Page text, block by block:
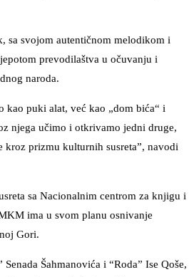
sa svojom autentičnom melodikom i
prevodilaštva u očuvanju i
naroda.
kao puki alat, već kao „dom bića“ i
njega učimo i otkrivamo jedni druge,
kroz prizmu kulturnih susreta”, navodi
sa Nacionalnim centrom za knjigu i
ima u svom planu osnivanje
Gori.
Šahmanovića i “Roda” Ise Qoše,